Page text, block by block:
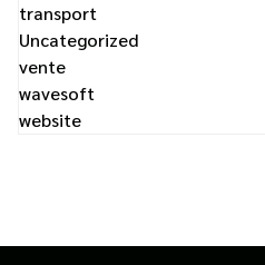
transport
Uncategorized
vente
wavesoft
website